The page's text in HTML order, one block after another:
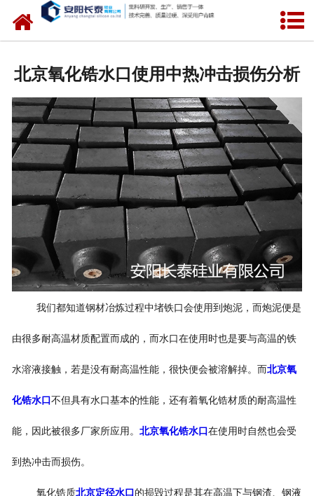
网站首页
中间包水口
定径水口
产品中心
新闻中心
联系我们
北京氧化锆水口使用中热冲击损伤分析
我们都知道钢材冶炼过程中堵铁口会使用到炮泥，而炮泥便是
由很多耐高温材质配置而成的，而水口在使用时也是要与高温的铁
水溶液接触，若是没有耐高温性能，很快便会被溶解掉。而北京氧
化锆水口不但具有水口基本的性能，还有着氧化锆材质的耐高温性
能，因此被很多厂家所应用。 北京氧化锆水口在使用时自然也会受
到热冲击而损伤。
氧化锆质北京定径水口 的损毁过程是其在高温下与钢渣、钢液